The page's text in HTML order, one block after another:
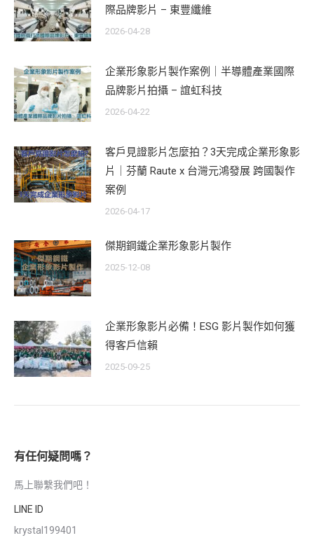
際品牌影片 – 東豐纖維
2026-04-28
企業形象影片製作案例｜半導體產業國際
品牌影片拍攝 – 誼虹科技
2026-04-22
客戶見證影片怎麼拍？3天完成企業形象影
片｜芬蘭 Raute x 台灣元鴻發展 跨國製作
案例
2026-04-17
傑期鋼鐵企業形象影片製作
2025-12-08
企業形象影片必備！ESG 影片製作如何獲
得客戶信賴
2025-09-25
有任何疑問嗎？
馬上聯繫我們吧！
LINE ID
krystal199401